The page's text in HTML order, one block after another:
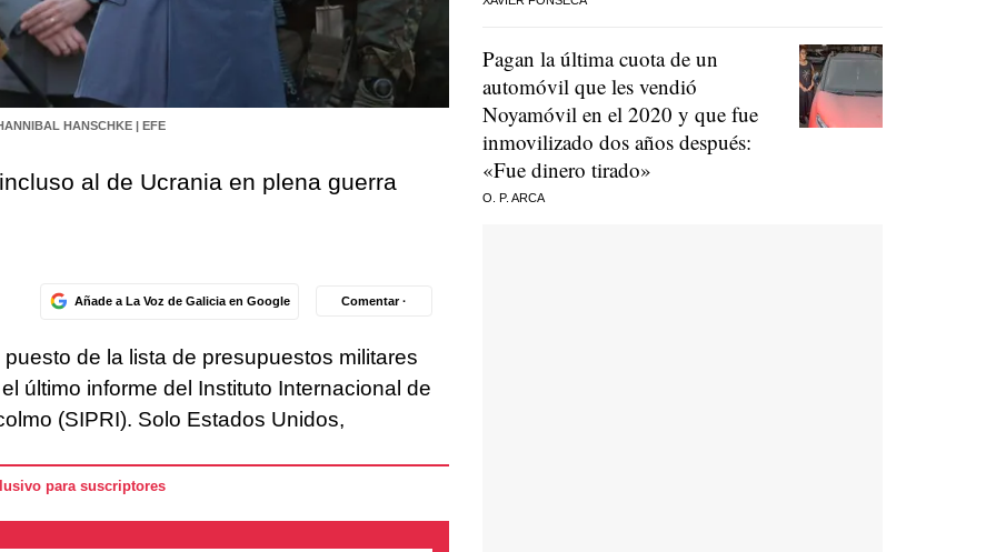
HANSCHKE | EFE
al de Ucrania en plena guerra
Añade a La Voz de Galicia en Google Comentar ·
de la lista de presupuestos militares
último informe del Instituto Internacional de
(SIPRI). Solo Estados Unidos,
para suscriptores
Pagan la última cuota de un
automóvil que les vendió
Noyamóvil en el 2020 y que fue
inmovilizado dos años después:
«Fue dinero tirado»
O. P. ARCA